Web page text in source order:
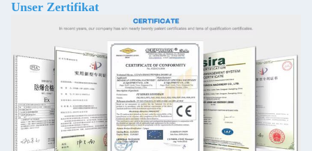
Unser Zertifikat